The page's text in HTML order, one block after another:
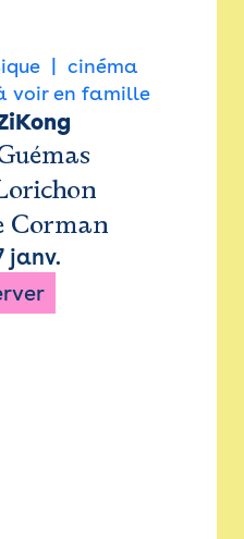
cinéma
voir en famille
Corman
janv.